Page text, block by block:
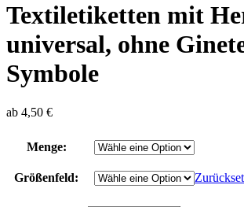
Textiletiketten mit
universal, ohne
Symbole
ab 4,50 €
Menge:
Größenfeld: